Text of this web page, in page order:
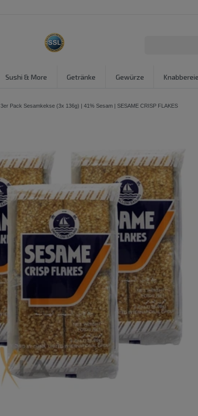
Sushi & More Getränke Gewürze
3er Pack Sesamkekse (3x 136g) | 41% Sesam | SESAME CRISP FLAKES